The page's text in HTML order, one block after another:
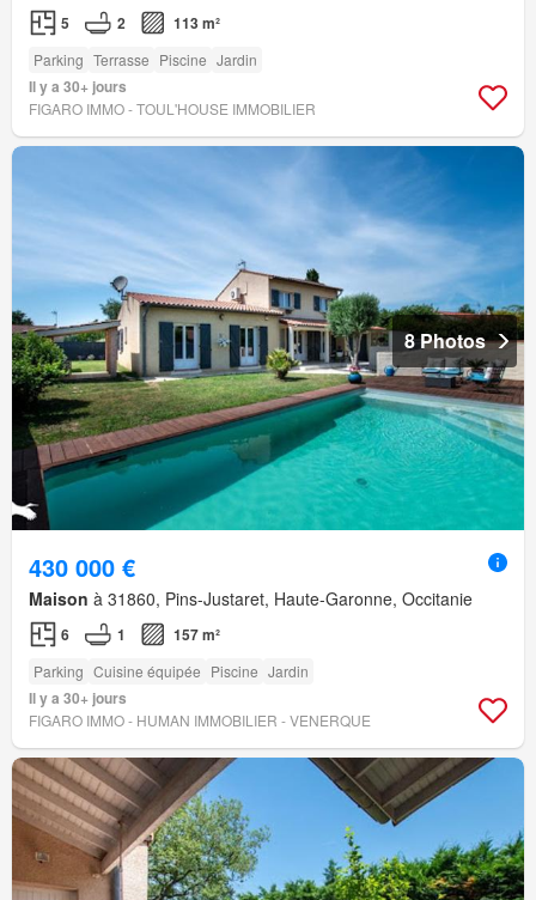
5 2 113 m²
Parking Terrasse Piscine Jardin
Il y a 30+ jours
FIGARO IMMO - TOUL'HOUSE IMMOBILIER
8 Photos
430 000 €
Maison à 31860, Pins-Justaret, Haute-Garonne, Occitanie
6 1 157 m²
Parking Cuisine équipée Piscine Jardin
Il y a 30+ jours
FIGARO IMMO - HUMAN IMMOBILIER - VENERQUE